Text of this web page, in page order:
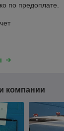
по предоплате.
компании